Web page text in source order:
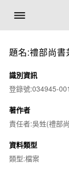
題名:禮部尚
識別資訊
登錄號:034945-001
著作者
責任者:吳甡(禮部
資料類型
類型:檔案